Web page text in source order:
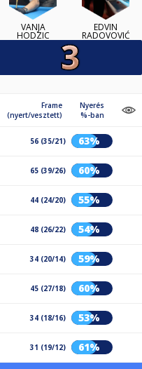
VANJA
HODZIC
EDVIN
RADOVOVIĆ
Frame
(nyert/vesztett)
Nyerés
%-ban
56 (35/21) 63%
65 (39/26) 60%
44 (24/20) 55%
48 (26/22) 54%
34 (20/14) 59%
45 (27/18) 60%
34 (18/16) 53%
31 (19/12) 61%